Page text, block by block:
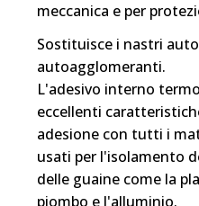
meccanica e per
Sostituisce i nastri
autoagglomeranti.
L'adesivo interno
eccellenti
adesione con tutti i
usati per l'isolamento
delle guaine come la
piombo e l'alluminio.